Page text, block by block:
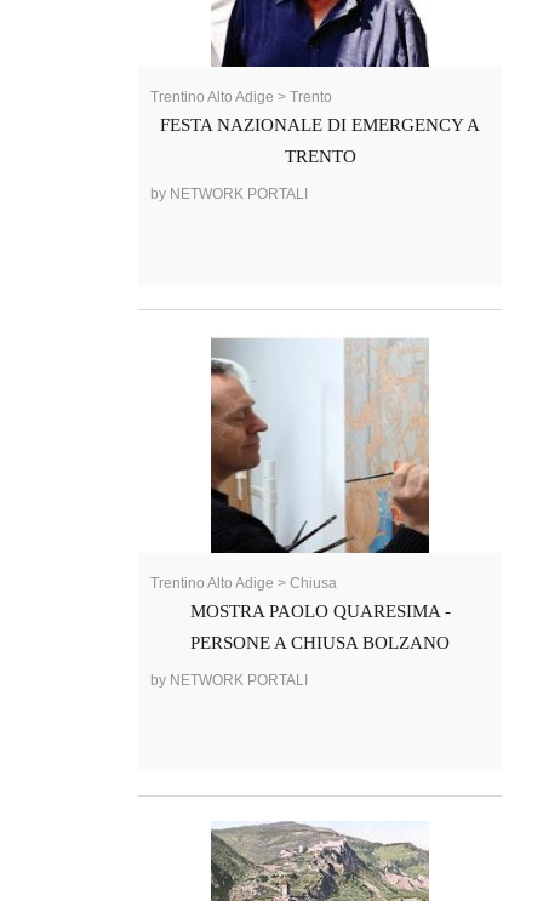
Trentino Alto Adige > Trento
FESTA NAZIONALE DI EMERGENCY A
TRENTO
by NETWORK PORTALI
Trentino Alto Adige > Chiusa
MOSTRA PAOLO QUARESIMA -
PERSONE A CHIUSA BOLZANO
by NETWORK PORTALI